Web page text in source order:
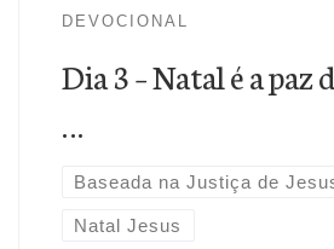
DEVOCIONAL
Dia 3 – Natal é a paz
…
Baseada na Justiça de
Natal Jesus